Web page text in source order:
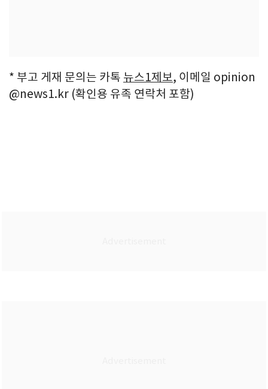
* 부고 게재 문의는 카톡 뉴스1제보, 이메일 opinion
@news1.kr (확인용 유족 연락처 포함)